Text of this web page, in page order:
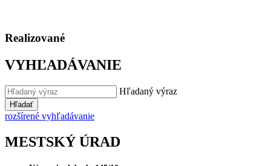
Realizované
VYHĽADÁVANIE
Hľadaný výraz
Hľadať
rozšírené vyhľadávanie
MESTSKÝ ÚRAD